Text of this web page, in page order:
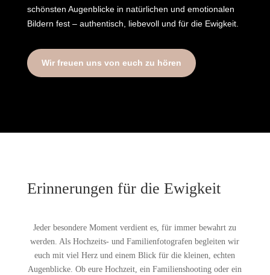
schönsten Augenblicke in natürlichen und emotionalen
Bildern fest – authentisch, liebevoll und für die Ewigkeit.
Wir freuen uns von euch zu hören
Erinnerungen für die Ewigkeit
Jeder besondere Moment verdient es, für immer bewahrt zu
werden. Als Hochzeits- und Familienfotografen begleiten wir
euch mit viel Herz und einem Blick für die kleinen, echten
Augenblicke. Ob eure Hochzeit, ein Familienshooting oder ein